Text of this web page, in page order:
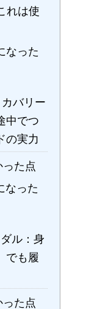
れは使
なった
バリー
中でつ
の実力
た点
った
ル：身
でも履
た点